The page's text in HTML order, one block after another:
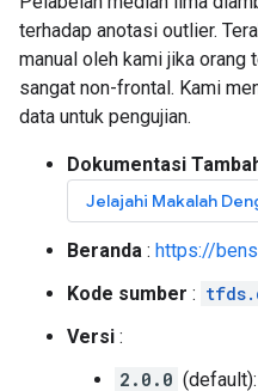
terhadap anotasi outlier.
manual oleh kami jika
sangat non-frontal. Kami
data untuk pengujian.
Dokumentasi
Jelajahi Makalah
Beranda : https://
Kode sumber :
Versi :
2.0.0